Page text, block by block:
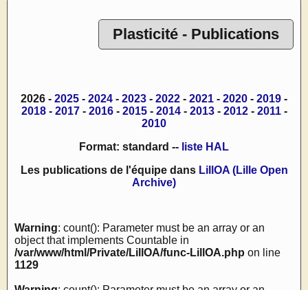
Plasticité - Publications
2026 - 2025 - 2024 - 2023 - 2022 - 2021 - 2020 - 2019 -
2018- 2017- 2016- 2015- 2014- 2013- 2012- 2011-
2010
Format: standard -- liste HAL
Les publications de l'équipe dans LillOA (Lille Open
Archive)
Warning: count(): Parameter must be an array or an
object that implements Countable in
/var/www/html/Private/LillOA/func-LillOA.php on line
1129